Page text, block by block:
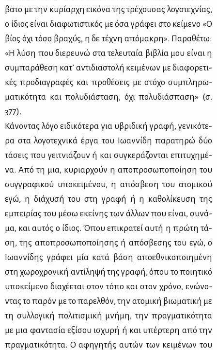
βα­το με την κυ­ρί­αρ­χη ει­κό­να της τρέ­χου­σας λο­γο­τε­χνί­ας,
ο ίδιος εί­ναι δια­φω­τι­στι­κός με όσα γρά­φει στο κεί­με­νο «O
βί­ος όχι τό­σο βρα­χύς, η δε τέ­χνη από­μα­κρη». Πα­ρα­θέ­τω:
«Η λύ­ση που διε­ρευ­νώ στα τε­λευ­ταία βι­βλία μου εί­ναι η
συ­μπα­ρά­θε­ση κα­τ’ αντι­δια­στο­λή κει­μέ­νων με δια­φο­ρε­τι­
κές προ­δια­γρα­φές και προ­θέ­σεις με στό­χο συ­μπλη­ρω­
μα­τι­κό­τη­τα και πο­λυ­διά­στα­ση, όχι πο­λυ­διά­σπα­ση» (σ.
377).
Κά­νο­ντας λό­γο ει­δι­κό­τε­ρα για υβρι­δι­κή γρα­φή, γε­νι­κό­τε­
ρα στα λο­γο­τε­χνι­κά έρ­γα του Ιω­αν­νί­δη πα­ρα­τη­ρώ δύο
τά­σεις που γειτ­νιά­ζουν ή και συ­γκε­ρά­ζο­νται επι­τυ­χη­μέ­
να. Από τη μια, κυ­ριαρ­χούν η απο­προ­σω­πο­ποί­η­ση του
συγ­γρα­φι­κού υπο­κει­μέ­νου, η από­σβε­ση του ατο­μι­κού
εγώ, η διά­χυ­σή του στη γρα­φή ή η κα­θο­λί­κευ­ση της
εμπει­ρί­ας του μέ­σω εκεί­νης των άλ­λων που εί­ναι, συ­νά­
μα, και αυ­τός ο ίδιος. Όπου επι­κρα­τεί αυ­τή η πρώ­τη τά­
ση, της απο­προ­σω­πο­ποί­η­σης ή από­σβε­σης του εγώ, ο
Ιω­αν­νί­δης γρά­φει μία κα­τά βά­ση απο­ε­θνι­κο­ποι­η­μέ­νη
στη χω­ρο­χρο­νι­κή αντί­λη­ψή της γρα­φή, όπου το ποι­η­τι­κό
υπο­κεί­με­νο δια­χέ­ε­ται στον τό­πο και στον χρό­νο, ενώ­νο­
ντας το πα­ρόν με το πα­ρελ­θόν, την ατο­μι­κή βιω­μα­τι­κή με
τη συλ­λο­γι­κή πο­λι­τι­σμι­κή μνή­μη, την πραγ­μα­τι­κό­τη­τα
με μια φα­ντα­σία εξί­σου ισχυ­ρή ή και υπέρ­τε­ρη από την
πραγ­μα­τι­κό­τη­τα. Ο αφη­γη­τής αυ­τών των κει­μέ­νων του